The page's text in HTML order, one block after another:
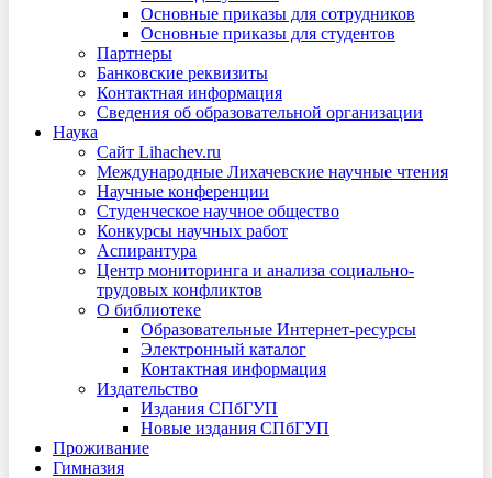
Основные приказы для сотрудников
Основные приказы для студентов
Партнеры
Банковские реквизиты
Контактная информация
Сведения об образовательной организации
Наука
Сайт Lihachev.ru
Международные Лихачевские научные чтения
Научные конференции
Студенческое научное общество
Конкурсы научных работ
Аспирантура
Центр мониторинга и анализа социально-
трудовых конфликтов
О библиотеке
Образовательные Интернет-ресурсы
Электронный каталог
Контактная информация
Издательство
Издания СПбГУП
Новые издания СПбГУП
Проживание
Гимназия